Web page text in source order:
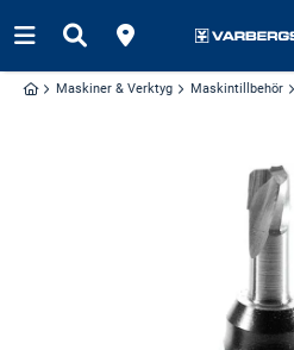
Maskiner & Verktyg Maskintillbehör